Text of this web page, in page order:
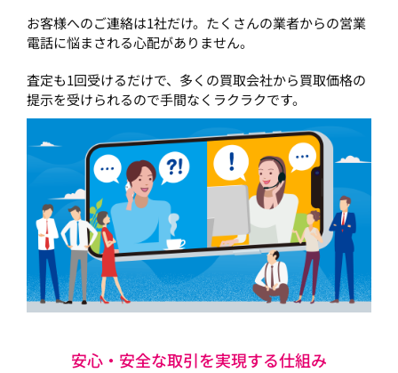
お客様へのご連絡は1社だけ。たくさんの業者からの営業
電話に悩まされる心配がありません。
査定も1回受けるだけで、多くの買取会社から買取価格の
提示を受けられるので手間なくラクラクです。
安心・安全な取引を実現する仕組み